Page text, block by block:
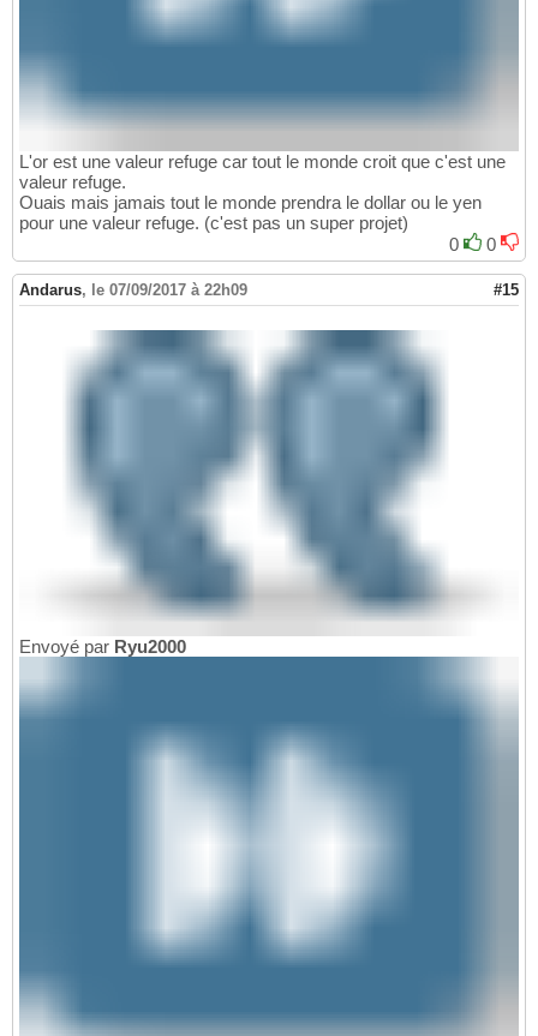
L'or est une valeur refuge car tout le monde croit que c'est une
valeur refuge.
Ouais mais jamais tout le monde prendra le dollar ou le yen
pour une valeur refuge. (c'est pas un super projet)
0
0
Andarus, le 07/09/2017 à 22h09 #15
Envoyé par Ryu2000